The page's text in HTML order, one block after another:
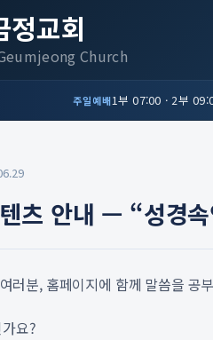
정교회
Church
주일예배1부 07:00 · 2부
츠 안내 — “성경
러분, 홈페이지에 함께 말씀을
요?